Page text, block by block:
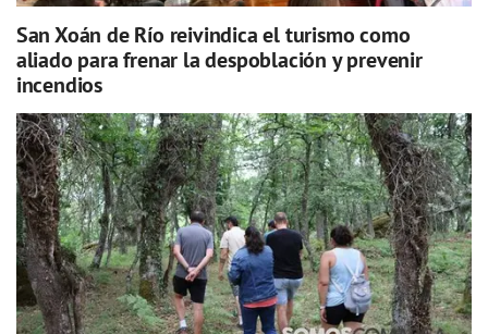
San Xoán de Río reivindica el turismo como
aliado para frenar la despoblación y prevenir
incendios